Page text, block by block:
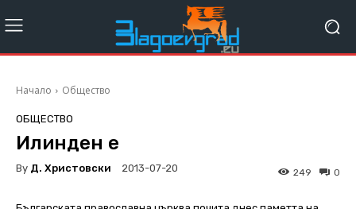
Начало Общество
ОБЩЕСТВО
Илинден e
By Д. Христовски 2013-07-20 0
249